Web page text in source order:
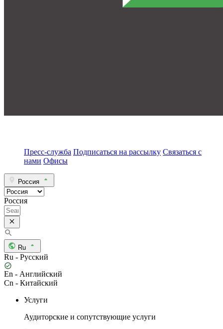
Пресс-служба Подписаться на рассылку Связаться с
нами Офисы
Россия
Россия
Ru
Ru - Русский
En - Английский
Cn - Китайский
Услуги
Аудиторские и сопутствующие услуги